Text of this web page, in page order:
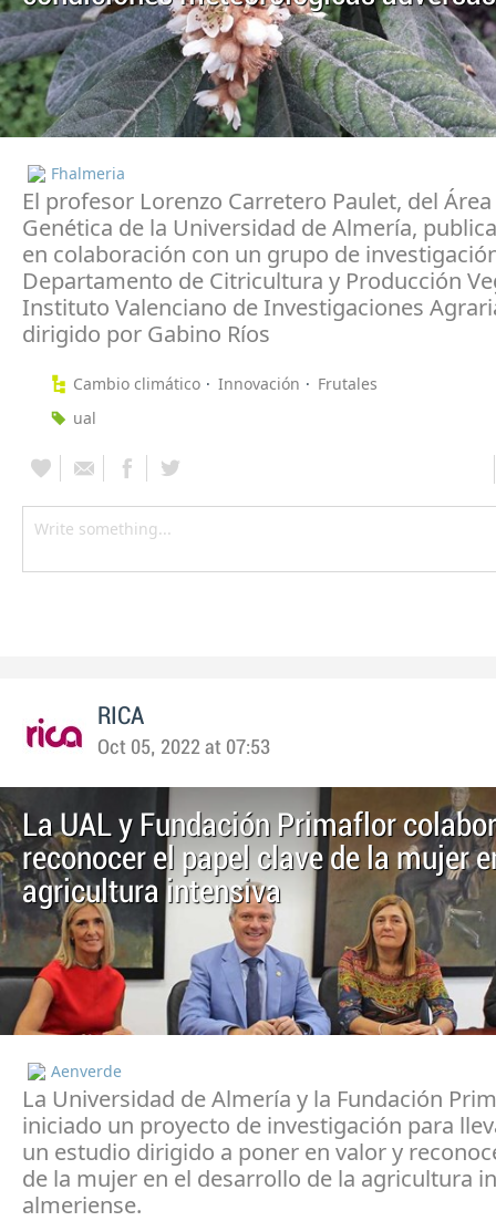
Fhalmeria
El profesor Lorenzo Carretero Paulet, del
Genética de la Universidad de Almería,
en colaboración con un grupo de
Departamento de Citricultura y Producción
Instituto Valenciano de Investigaciones
dirigido por Gabino Ríos
Cambio climático Innovación
Frutales
ual
RICA
Oct 05, 2022 at 07:53
La UAL y Fundación Primaflor
reconocer el papel clave de la mujer
agricultura intensiva
Aenverde
La Universidad de Almería y la Fundación
iniciado un proyecto de investigación para
un estudio dirigido a poner en valor y
de la mujer en el desarrollo de la agricultura
almeriense.